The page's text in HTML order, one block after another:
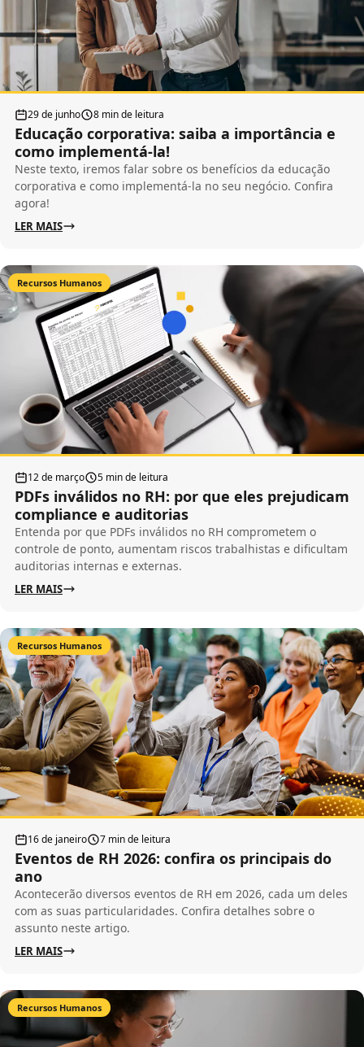
29 de junho 8 min de leitura
Educação corporativa: saiba a importância e
como implementá-la!
Neste texto, iremos falar sobre os benefícios da educação
corporativa e como implementá-la no seu negócio. Confira
agora!
LER MAIS
Recursos Humanos
12 de março 5 min de leitura
PDFs inválidos no RH: por que eles prejudicam
compliance e auditorias
Entenda por que PDFs inválidos no RH comprometem o
controle de ponto, aumentam riscos trabalhistas e dificultam
auditorias internas e externas.
LER MAIS
Recursos Humanos
16 de janeiro 7 min de leitura
Eventos de RH 2026: confira os principais do
ano
Acontecerão diversos eventos de RH em 2026, cada um deles
com as suas particularidades. Confira detalhes sobre o
assunto neste artigo.
LER MAIS
Recursos Humanos